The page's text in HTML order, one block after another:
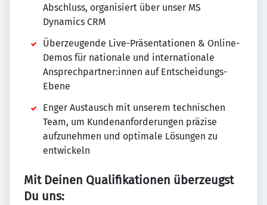
Abschluss, organisiert über unser MS
Dynamics CRM
Überzeugende Live-Präsentationen & Online-
Demos für nationale und internationale
Ansprechpartner:innen auf Entscheidungs-
Ebene
Enger Austausch mit unserem technischen
Team, um Kundenanforderungen präzise
aufzunehmen und optimale Lösungen zu
entwickeln
Mit Deinen Qualifikationen überzeugst
Du uns: